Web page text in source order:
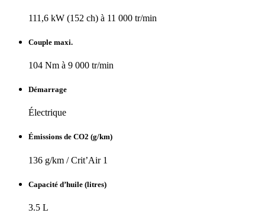
111,6 kW (152 ch) à 11 000 tr/min
Couple maxi.
104 Nm à 9 000 tr/min
Démarrage
Électrique
Émissions de CO2 (g/km)
136 g/km / Crit’Air 1
Capacité d’huile (litres)
3.5 L